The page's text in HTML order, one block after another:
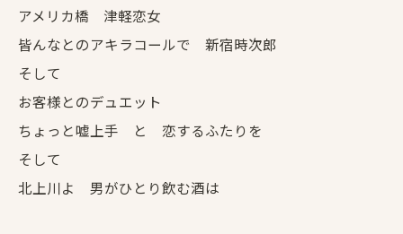
アメリカ橋 津軽恋女
皆んなとのアキラコールで 新宿時次郎
そして
お客様とのデュエット
ちょっと嘘上手 と 恋するふたりを
そして
北上川よ 男がひとり飲む酒は